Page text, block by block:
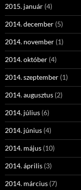
2015. január (4)
2014. december (5)
2014. november (1)
2014. október (4)
2014. szeptember (1)
2014. augusztus (2)
2014. július (6)
2014. június (4)
2014. május (10)
2014. április (3)
2014. március (7)